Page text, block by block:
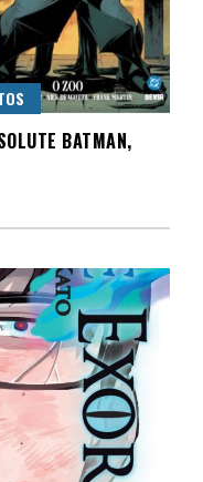
BATMAN,